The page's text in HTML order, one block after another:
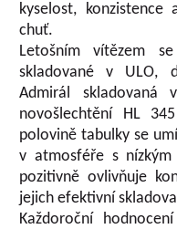
kyselost,
chuť.
Letošním vítězem
skladované v ULO,
Admirál skladovaná
novošlechtění HL
polovině tabulky se
v atmosféře s nízkým
pozitivně ovlivňuje
jejich efektivní
Každoroční